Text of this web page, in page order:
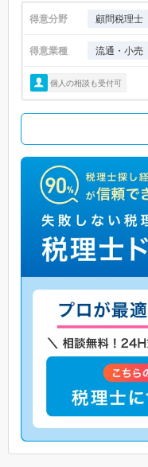
得意分野 顧問税理士
得意業種 流通・小売
個人の相談も受付可